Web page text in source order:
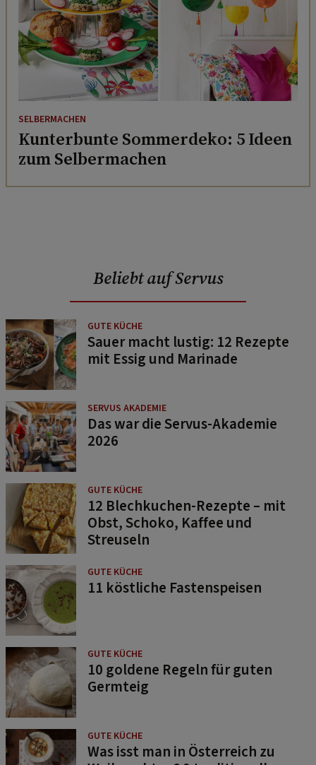
SELBERMACHEN
Kunterbunte Sommerdeko: 5 Ideen
zum Selbermachen
Beliebt auf Servus
GUTE KÜCHE
Sauer macht lustig: 12 Rezepte
mit Essig und Marinade
SERVUS AKADEMIE
Das war die Servus-Akademie
2026
GUTE KÜCHE
12 Blechkuchen-Rezepte – mit
Obst, Schoko, Kaffee und
Streuseln
GUTE KÜCHE
11 köstliche Fastenspeisen
GUTE KÜCHE
10 goldene Regeln für guten
Germteig
GUTE KÜCHE
Was isst man in Österreich zu